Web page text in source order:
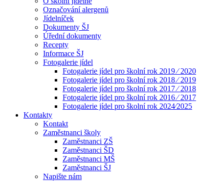
Označování alergenů
Jídelníček
Dokumenty ŠJ
Úřední dokumenty
Recepty
Informace ŠJ
Fotogalerie jídel
Fotogalerie jídel pro školní rok 2019 ⁄ 2020
Fotogalerie jídel pro školní rok 2018 ⁄ 2019
Fotogalerie jídel pro školní rok 2017 ⁄ 2018
Fotogalerie jídel pro školní rok 2016 ⁄ 2017
Fotogalerie jídel pro školní rok 2024⁄2025
Kontakty
Kontakt
Zaměstnanci školy
Zaměstnanci ZŠ
Zaměstnanci ŠD
Zaměstnanci MŠ
Zaměstnanci ŠJ
Napište nám